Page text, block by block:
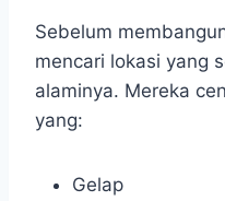
Sebelum
mencari lokasi yang
alaminya. Mereka
yang:
Gelap